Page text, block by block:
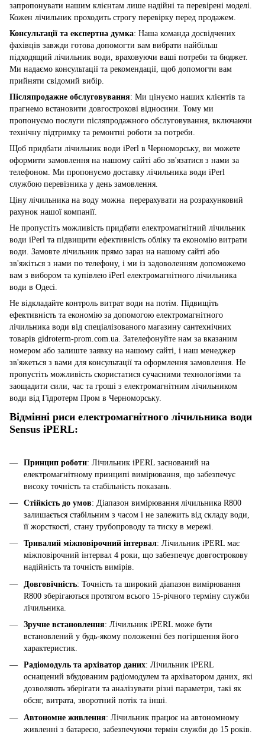
запропонувати нашим клієнтам лише надійні та перевірені моделі.
Кожен лічильник проходить строгу перевірку перед продажем.
Консультації та експертна думка: Наша команда досвідчених
фахівців завжди готова допомогти вам вибрати найбільш
підходящий лічильник води, враховуючи ваші потреби та бюджет.
Ми надаємо консультації та рекомендації, щоб допомогти вам
прийняти свідомий вибір.
Післяпродажне обслуговування: Ми цінуємо наших клієнтів та
прагнемо встановити довгострокові відносини. Тому ми
пропонуємо послуги післяпродажного обслуговування, включаючи
технічну підтримку та ремонтні роботи за потреби.
Щоб придбати лічильник води iPerl в Черноморську, ви можете
оформити замовлення на нашому сайті або зв'язатися з нами за
телефоном. Ми пропонуємо доставку лічильника води iPerl
службою перевізника у день замовлення.
Ціну лічильника на воду можна перерахувати на розрахунковий
рахунок нашої компанії.
Не пропустіть можливість придбати електромагнітний лічильник
води iPerl та підвищити ефективність обліку та економію витрати
води. Замовте лічильник прямо зараз на нашому сайті або
зв'яжіться з нами по телефону, і ми із задоволенням допоможемо
вам з вибором та купівлею iPerl електромагнітного лічильника
води в Одесі.
Не відкладайте контроль витрат води на потім. Підвищіть
ефективність та економію за допомогою електромагнітного
лічильника води від спеціалізованого магазину сантехнічних
товарів gidroterm-prom.com.ua. Зателефонуйте нам за вказаним
номером або залиште заявку на нашому сайті, і наш менеджер
зв'яжеться з вами для консультації та оформлення замовлення. Не
пропустіть можливість скористатися сучасними технологіями та
заощадити сили, час та гроші з електромагнітним лічильником
води від Гідротерм Пром в Черноморську.
Відмінні риси електромагнітного лічильника води
Sensus iPERL:
Принцип роботи: Лічильник iPERL заснований на
електромагнітному принципі вимірювання, що забезпечує
високу точність та стабільність показань.
Стійкість до умов: Діапазон вимірювання лічильника R800
залишається стабільним з часом і не залежить від складу води,
її жорсткості, стану трубопроводу та тиску в мережі.
Тривалий міжповірочний інтервал: Лічильник iPERL має
міжповірочний інтервал 4 роки, що забезпечує довгострокову
надійність та точність вимірів.
Довговічність: Точність та широкий діапазон вимірювання
R800 зберігаються протягом всього 15-річного терміну служби
лічильника.
Зручне встановлення: Лічильник iPERL може бути
встановлений у будь-якому положенні без погіршення його
характеристик.
Радіомодуль та архіватор даних: Лічильник iPERL
оснащений вбудованим радіомодулем та архіватором даних, які
дозволяють зберігати та аналізувати різні параметри, такі як
обсяг, витрата, зворотний потік та інші.
Автономне живлення: Лічильник працює на автономному
живленні з батареєю, забезпечуючи термін служби до 15 років.